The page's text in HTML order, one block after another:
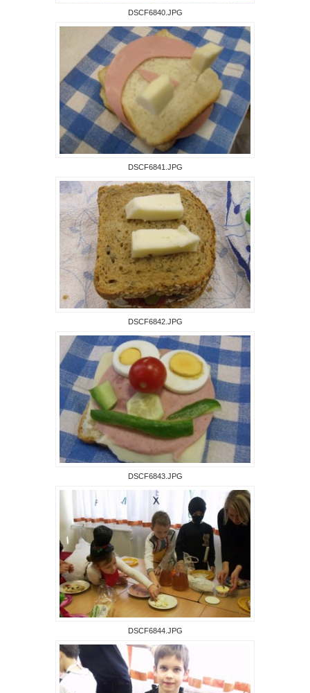
DSCF6840.JPG
DSCF6841.JPG
DSCF6842.JPG
DSCF6843.JPG
DSCF6844.JPG